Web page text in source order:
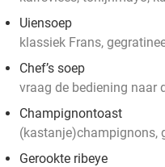
Uiensoep
klassiek Frans,
Chef’s soep
vraag de bediening naar
Champignontoast
(kastanje)champignons,
Gerookte ribeye